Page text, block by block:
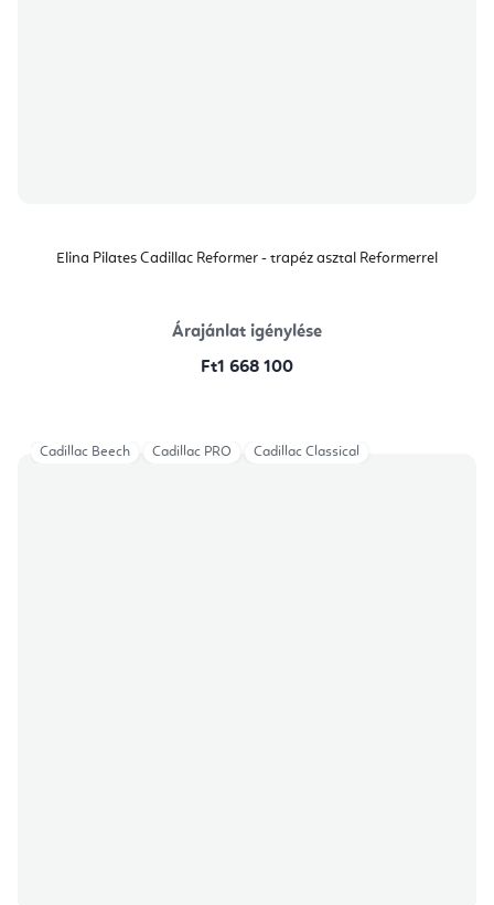
Elina Pilates Cadillac Reformer - trapéz asztal Reformerrel
Árajánlat igénylése
Ft1 668 100
Cadillac Beech Cadillac PRO Cadillac Classical